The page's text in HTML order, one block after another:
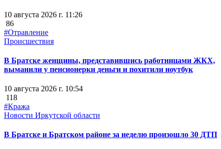
10 августа 2026 г. 11:26
86
#Отравление
Происшествия
В Братске женщины, представившись работницами ЖКХ,
выманили у пенсионерки деньги и похитили ноутбук
10 августа 2026 г. 10:54
118
#Кража
Новости Иркутской области
В Братске и Братском районе за неделю произошло 30 ДТП